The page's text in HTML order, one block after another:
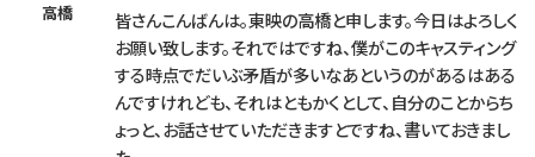
高橋
皆さんこんばんは。東映の高橋と申します。今日はよろしく
お願い致します。それではですね、僕がこのキャスティング
する時点でだいぶ矛盾が多いなあというのがあるはある
んですけれども、それはともかくとして、自分のことからち
ょっと、お話させていただきますとですね、書いておきまし